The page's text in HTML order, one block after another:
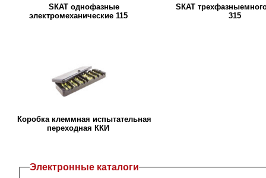
SКАТ однофазные
электромеханические 115
SКАТ
315
Коробка клеммная испытательная
переходная ККИ
Электронные каталоги